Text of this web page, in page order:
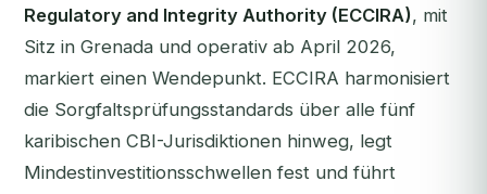
Regulatory and Integrity Authority (ECCIRA), mit
Sitz in Grenada und operativ ab April 2026,
markiert einen Wendepunkt. ECCIRA harmonisiert
die Sorgfaltsprüfungsstandards über alle fünf
karibischen CBI-Jurisdiktionen hinweg, legt
Mindestinvestitionsschwellen fest und führt